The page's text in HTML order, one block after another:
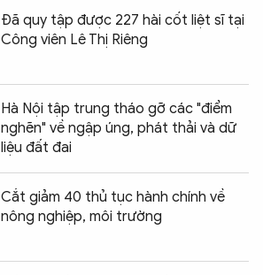
Đã quy tập được 227 hài cốt liệt sĩ tại
Công viên Lê Thị Riêng
Hà Nội tập trung tháo gỡ các "điểm
nghẽn" về ngập úng, phát thải và dữ
liệu đất đai
Cắt giảm 40 thủ tục hành chính về
nông nghiệp, môi trường